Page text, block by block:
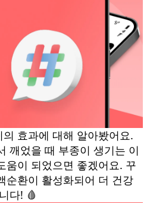
효과에 대해 알아봤어요.
깨었을 때 부종이 생기는 이
움이 되었으면 좋겠어요. 꾸
순환이 활성화되어 더 건강
다! 🩸